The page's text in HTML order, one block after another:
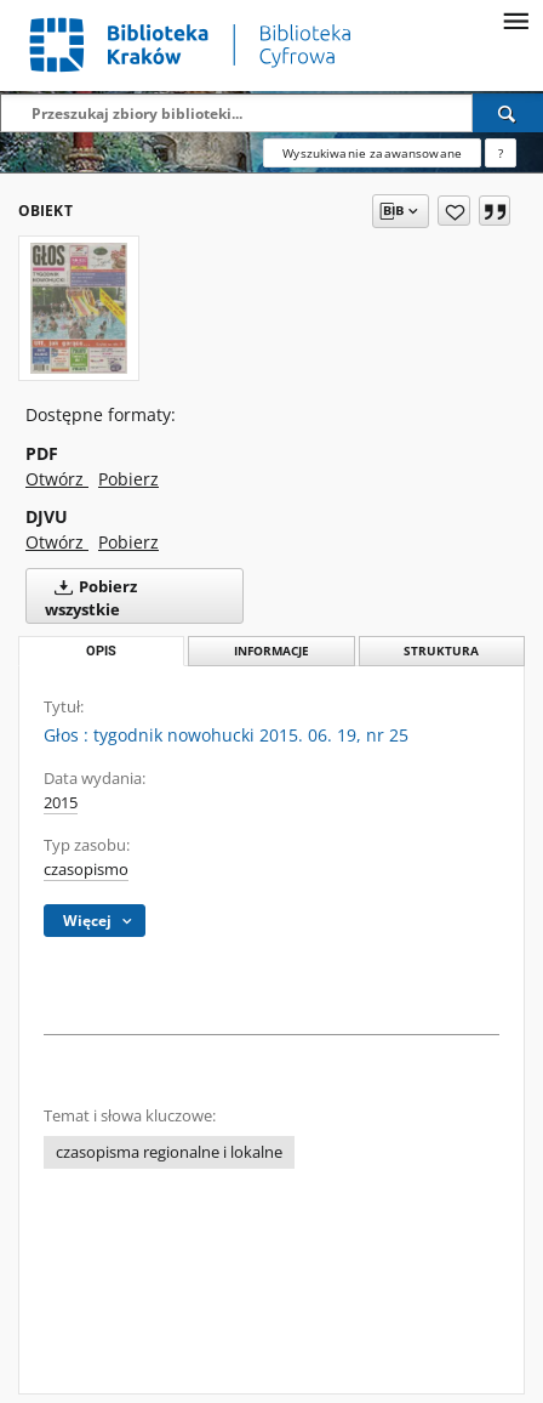
Wyszukiwanie zaawansowane ?
OBIEKT
Dostępne formaty:
PDF
Otwórz
Pobierz
DJVU
Otwórz
Pobierz
Pobierz
wszystkie
OPIS INFORMACJE STRUKTURA
Tytuł:
Głos : tygodnik nowohucki 2015. 06. 19, nr 25
Data wydania:
2015
Typ zasobu:
czasopismo
Więcej
Temat i słowa kluczowe:
czasopisma regionalne i lokalne